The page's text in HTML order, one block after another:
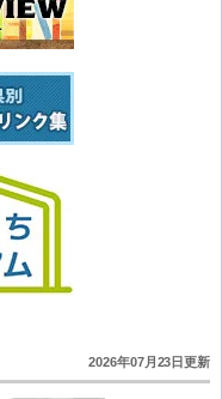
2026年07月23日更新